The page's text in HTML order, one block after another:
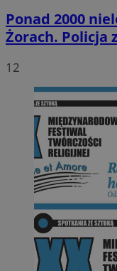
Ponad 2000
Żorach. Policja
12